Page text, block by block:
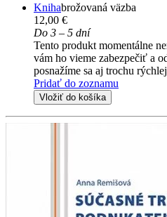
Knihabrožovaná väzba
12,00 €
Do 3 – 5 dní
Tento produkt momentálne
vám ho vieme zabezpečiť a
posnažíme sa aj trochu
Pridať do zoznamu
Vložiť do košíka